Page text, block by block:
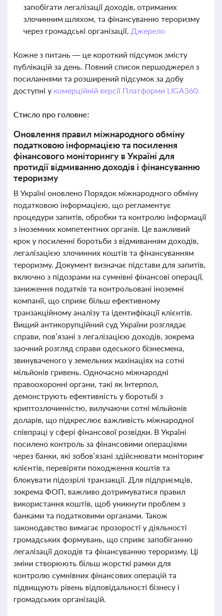
запобігати легалізації доходів, отриманих
злочинним шляхом, та фінансуванню тероризму
через громадські організації. Джерело
Кожне з питань — це короткий підсумок змісту
публікацій за день. Повний список першоджерел з
посиланнями та розширений підсумок за добу
доступні у комерційній версії Платформи LIGA360.
Стисло про головне:
Оновлення правил міжнародного обміну
податковою інформацією та посилення
фінансового моніторингу в Україні для
протидії відмиванню доходів і фінансуванню
тероризму
В Україні оновлено Порядок міжнародного обміну
податковою інформацією, що регламентує
процедури запитів, обробки та контролю інформації
з іноземних компетентних органів. Це важливий
крок у посиленні боротьби з відмиванням доходів,
легалізацією злочинних коштів та фінансуванням
тероризму. Документ визначає підстави для запитів,
включно з підозрами на сумнівні фінансові операції,
заниження податків та контрольовані іноземні
компанії, що сприяє більш ефективному
транзакційному аналізу та ідентифікації клієнтів.
Вищий антикорупційний суд України розглядає
справи, пов’язані з легалізацією доходів, зокрема
заочний розгляд справи одеського бізнесмена,
звинуваченого у земельних махінаціях на сотні
мільйонів гривень. Одночасно міжнародні
правоохоронні органи, такі як Інтерпол,
демонструють ефективність у боротьбі з
криптозлочинністю, вилучаючи сотні мільйонів
доларів, що підкреслює важливість міжнародної
співпраці у сфері фінансової розвідки. В Україні
посилено контроль за фінансовими операціями
через банки, які зобов’язані здійснювати моніторинг
клієнтів, перевіряти походження коштів та
блокувати підозрілі транзакції. Для підприємців,
зокрема ФОП, важливо дотримуватися правил
використання коштів, щоб уникнути проблем з
банками та податковими органами. Також
законодавство вимагає прозорості у діяльності
громадських формувань, що сприяє запобіганню
легалізації доходів та фінансуванню тероризму. Ці
зміни створюють більш жорсткі рамки для
контролю сумнівних фінансових операцій та
підвищують рівень відповідальності бізнесу і
громадських організацій.